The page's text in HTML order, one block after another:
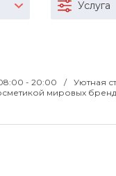
Услуга
- 20:00
Уютная
мировых